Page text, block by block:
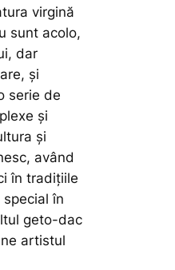
virgină
sunt acolo,
dar
și
serie de
și
și
având
în tradițiile
în
geto-dac
artistul